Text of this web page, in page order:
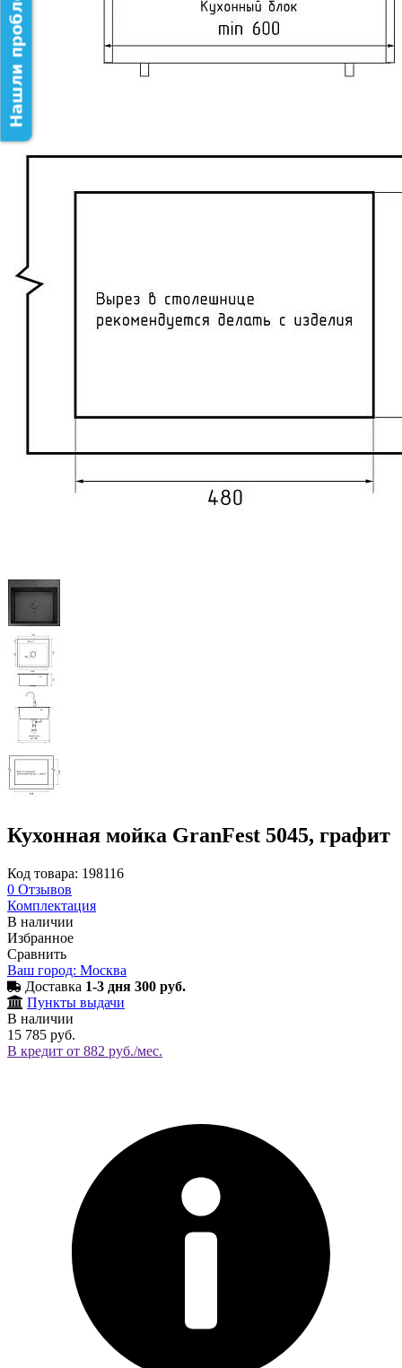
Кухонная мойка GranFest 5045, графит
Код товара: 198116
0 Отзывов
Комплектация
В наличии
Избранное
Сравнить
Ваш город: Москва
Доставка 1-3 дня 300 руб.
Пункты выдачи
В наличии
15 785 руб.
В кредит от 882 руб./мес.